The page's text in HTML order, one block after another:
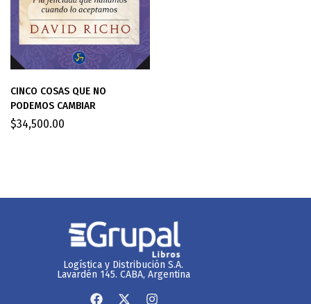
CINCO COSAS QUE NO
PODEMOS CAMBIAR
$34,500.00
Logística y Distribución S.A.
Lavardén 145. CABA, Argentina